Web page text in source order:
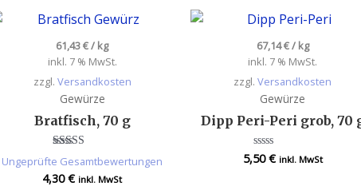
61,43€/ kg
inkl. 7 % MwSt.
zzgl. Versandkosten
Gewürze
Bratfisch, 70 g
Bewertet
mit
4.00
Ungeprüfte Gesamtbewertungen
4,30€ inkl. MwSt
67,14€/ kg
inkl. 7 % MwSt.
zzgl.Versandkosten
Gewürze
Dipp Peri-Peri grob, 70
Bewertet
5,50€ inkl. MwSt